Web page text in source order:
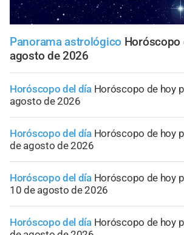
Panorama astrológico Horóscopo
agosto de 2026
Horóscopo del día Horóscopo de hoy
agosto de 2026
Horóscopo del día Horóscopo de hoy
de agosto de 2026
Horóscopo del día Horóscopo de hoy
10 de agosto de 2026
Horóscopo del día Horóscopo de hoy